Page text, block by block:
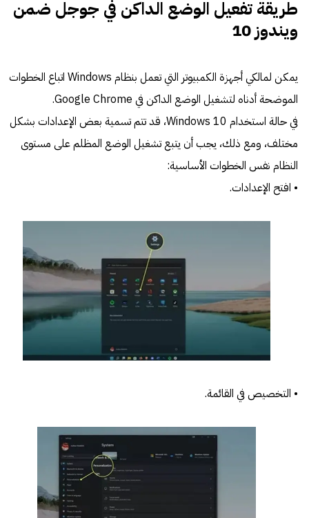
طريقة تفعيل الوضع الداكن في جوجل ضمن
ويندوز 10
يمكن لمالكي أجهزة الكمبيوتر التي تعمل بنظام Windows اتباع الخطوات
الموضحة أدناه لتشغيل الوضع الداكن في Google Chrome.
في حالة استخدام Windows 10، قد تتم تسمية بعض الإعدادات بشكل
مختلف، ومع ذلك، يجب أن يتبع تشغيل الوضع المظلم على مستوى
النظام نفس الخطوات الأساسية:
• افتح الإعدادات.
• التخصيص في القائمة.